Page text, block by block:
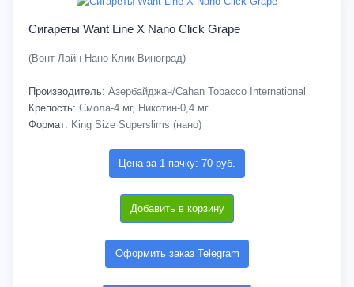
Сигареты Want Line X Nano Click Grape
(Вонт Лайн Нано Клик Виноград)
Производитель: Азербайджан/Cahan Tobacco International
Крепость: Смола-4 мг, Никотин-0,4 мг
Формат: King Size Superslims (нано)
Цена за 1 пачку: 70 руб.
Добавить в корзину
Оформить заказ Telegram